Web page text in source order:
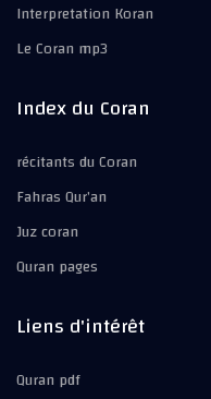
Interpretation Koran
Le Coran mp3
Index du Coran
récitants du Coran
Fahras Qur’an
Juz coran
Quran pages
Liens d'intérêt
Quran pdf